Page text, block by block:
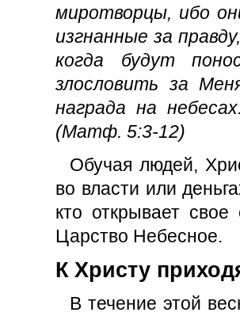
миротворцы, ибо
изгнанные за
когда будут
злословить за
награда на
(Матф. 5:3-12)
Обучая людей,
во власти или
кто открывает
Царство Небесное.
К Христу
В течение этой